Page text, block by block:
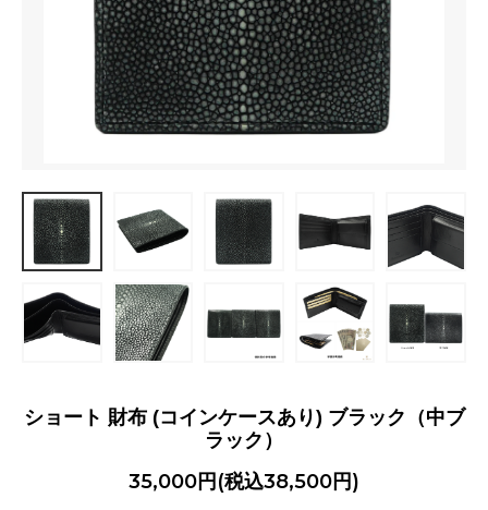
ショート 財布 (コインケースあり) ブラック（中ブ
ラック）
35,000円(税込38,500円)